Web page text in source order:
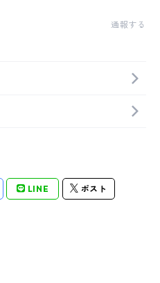
通報する
LINE ポスト